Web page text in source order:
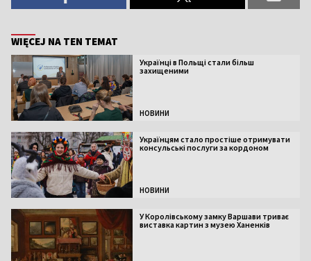
WIĘCEJ NA TEN TEMAT
Українці в Польщі стали більш
захищеними
НОВИНИ
Українцям стало простіше отримувати
консульські послуги за кордоном
НОВИНИ
У Королівському замку Варшави триває
виставка картин з музею Ханенків